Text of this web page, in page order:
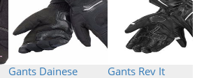
Gants Dainese
Gants Rev It